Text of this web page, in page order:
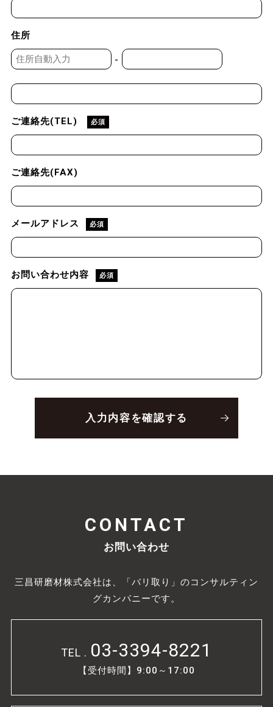
住所
-
ご連絡先(TEL) 必須
ご連絡先(FAX)
メールアドレス 必須
お問い合わせ内容 必須
CONTACT
お問い合わせ
三昌研磨材株式会社は、「バリ取り」のコンサルティン
グカンパニーです。
TEL . 03-3394-8221
【受付時間】9:00～17:00